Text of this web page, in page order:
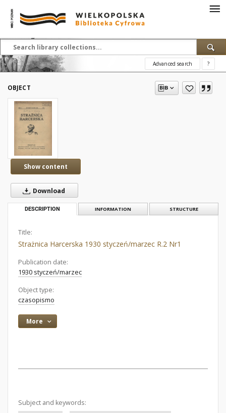
Advanced search ?
OBJECT
Show content
Download
DESCRIPTION INFORMATION STRUCTURE
Title:
Strażnica Harcerska 1930 styczeń/marzec R.2 Nr1
Publication date:
1930 styczeń/marzec
Object type:
czasopismo
More
Subject and keywords: